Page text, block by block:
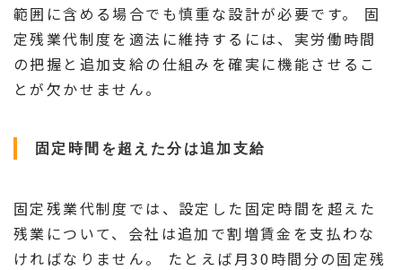
範囲に含める場合でも慎重な設計が必要です。 固
定残業代制度を適法に維持するには、実労働時間
の把握と追加支給の仕組みを確実に機能させるこ
とが欠かせません。
固定時間を超えた分は追加支給
固定残業代制度では、設定した固定時間を超えた
残業について、会社は追加で割増賃金を支払わな
ければなりません。 たとえば月30時間分の固定残